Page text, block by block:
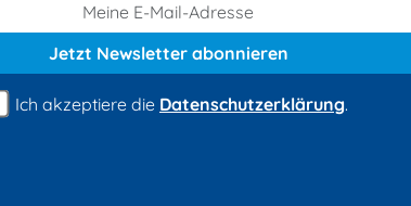
Jetzt Newsletterabonnieren
Ich akzeptiere die Datenschutzerklärung.